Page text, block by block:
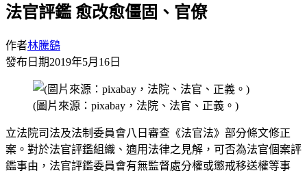
法官評鑑 愈改愈僵固、官僚
作者林騰鷂
發布日期2019年5月16日
(圖片來源：pixabay，法院、法官、正義。)
立法院司法及法制委員會八日審查《法官法》部分條文修正
案。對於法官評鑑組織、適用法律之見解，可否為法官個案評
鑑事由，法官評鑑委員會有無監督處分權或懲戒移送權等事